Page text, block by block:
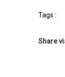
Tags :
Share